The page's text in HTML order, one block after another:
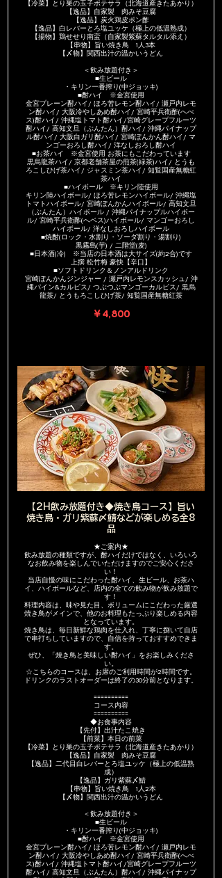
【冷菜】とり巣の玉子ポテサラ（北海道産きたあかり）
【逸品】自家製 肉みそ豆腐
【逸品】炭火鶏皮ポン酢
【逸品】白レバーとろ塩ユッケ（極上の低温熟成）
【揚物】鶏せせり南蛮（自家製紫蘇タルタル添え）
【串物】旨い焼き鳥 1人3本
【〆物】関西出汁の温かいうどん
＜飲み放題付き＞
■生ビール
・キリン一番搾り(中ジョッキ)
■酎ハイ ※金宮使用
金宮プレーン酎ハイ/ ほろ苦レモン酎ハイ/ 瀬戸内レモ
ン酎ハイ/ 大阪冷やしあめ酎ハイ/ 宮崎平兵衛酢(へべ
ス)酎ハイ/ 沖縄塩トマト酎ハイ/宮崎グレープフルーツ
酎ハイ/ 高知文旦（ぶんたん）酎ハイ/ 沖縄パイナップ
ル酎ハイ/ 大阪白ガリ酎ハイ/ 宮崎ぽんかん酎ハイ/ マ
ンゴーおろし酎ハイ/ 洋なしおろし酎ハイ
■お茶ハイ ※金宮使用 お茶にもこだわっています
黒烏龍茶ハイ/ 京都老舗茶屋の煎茶(緑茶)ハイ/ とうも
ろこしひげ茶ハイ/ ジャスミン茶ハイ/ 知覧国産無糖紅
茶ハイ
■ハイボール ※キリン陸使用
キリン陸ハイボール/ ほろ苦レモンハイボール/ 沖縄塩
トマトハイボール/ 宮崎ぽんかんハイボール/ 高知文旦
（ぶんたん）ハイボール / 沖縄パイナップルハイボー
ル/ 宮崎平兵衛酢(へベス)ハイボール/ マンゴーおろし
ハイボール/ 洋なしおろしハイボール
■焼酎(ロック・水割り・ソーダ割り・湯割り)
黒霧島(芋) / 二階堂(麦)
■日本酒(冷) ※当店の日本酒は大サイズ(約2合)です
上撰 松竹梅 豪快【辛口】
■ソフトドリンク＆ノンアルドリンク
宮崎ぽんかんジンジャー / 瀬戸内レモンスカッシュ/ 沖
縄パイン&カルピス/ つぶつぶマンゴーカルピス/ 黒烏
龍茶/ とうもろこしひげ茶/ 知覧国産無糖紅茶
￥4,800
【2H飲み放題付き◆焼き鳥コース】旨い
焼き鳥・ガリ紫蘇〆鯖などが楽しめる全8
品
★ご案内★
飲み放題の種類ですが、酎ハイだけではなく、いろいろ
なお飲み物を楽しんでいただけますのでご安心くださ
い！
当店自慢の味にこだわった酎ハイ、生ビール、お茶ハ
イ、ハイボールなど、店内の全ての飲み物が飲み放題で
す！
料理内容は、味や見た目、ボリュームにこだわった厳選
焼き鳥がメインで、他のお料理もたっぷり楽しめる内容
となっています。
焼き鳥は、毎日新鮮な鶏肉を仕入れ、丁寧に捌いて自店
で串打ちしていますので、自信を持っておすすめできま
す。
ぜひ、「焼き鳥と美味しい酎ハイ」をお楽しみくださ
い。
☆こちらのコースは、お席のご利用時間が2時間です。
ドリンクのラストオーダーは終了の30分前となります。
==========
コース内容
==========
◆お食事内容
【先付】出汁たこ焼き
【前菜】本日の前菜
【冷菜】とり巣の玉子ポテサラ（北海道産きたあかり）
【逸品】自家製 肉みそ豆腐
【逸品】二代目白レバーとろ塩ユッケ（極上の低温熟
成）
【逸品】ガリ紫蘇〆鯖
【串物】旨い焼き鳥 1人2本
【〆物】関西出汁の温かいうどん
＜飲み放題付き＞
■生ビール
・キリン一番搾り(中ジョッキ)
■酎ハイ ※金宮使用
金宮プレーン酎ハイ/ ほろ苦レモン酎ハイ/ 瀬戸内レモ
ン酎ハイ/ 大阪冷やしあめ酎ハイ/ 宮崎平兵衛酢(へべ
ス)酎ハイ/ 沖縄塩トマト酎ハイ/宮崎グレープフルーツ
酎ハイ/ 高知文旦（ぶんたん）酎ハイ/ 沖縄パイナップ